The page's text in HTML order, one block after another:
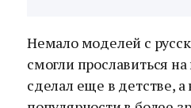
Немало моделей с
смогли прославиться
сделал еще в детстве, а